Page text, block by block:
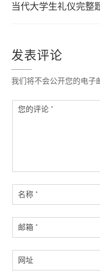
当代大学生礼仪完整
发表评论
我们将不会公开您的电子